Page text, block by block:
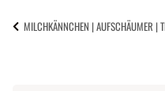
MILCHKÄNNCHEN | AUFSCHÄUMER |